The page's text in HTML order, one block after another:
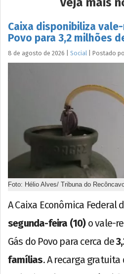
Caixa disponibiliza
Povo para 3,2 milhões
8 de agosto de 2026 Social Postado
Foto: Hélio Alves/ Tribuna do
A Caixa Econômica
segunda-feira (10)o vale-
Gás do Povo para cerca de
famílias. A recarga